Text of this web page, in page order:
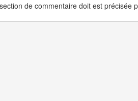
de commentaire doit est précisée